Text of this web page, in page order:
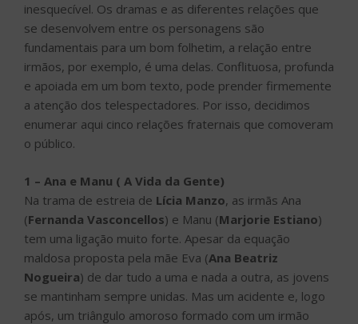
inesquecível. Os dramas e as diferentes relações que
se desenvolvem entre os personagens são
fundamentais para um bom folhetim, a relação entre
irmãos, por exemplo, é uma delas. Conflituosa, profunda
e apoiada em um bom texto, pode prender firmemente
a atenção dos telespectadores. Por isso, decidimos
enumerar aqui cinco relações fraternais que comoveram
o público.
1 – Ana e Manu ( A Vida da Gente)
Na trama de estreia de Lícia Manzo, as irmãs Ana
(Fernanda Vasconcellos) e Manu (Marjorie Estiano)
tem uma ligação muito forte. Apesar da equação
maldosa proposta pela mãe Eva (Ana Beatriz
Nogueira) de dar tudo a uma e nada a outra, as jovens
se mantinham sempre unidas. Mas um acidente e, logo
após, um triângulo amoroso formado com um irmão